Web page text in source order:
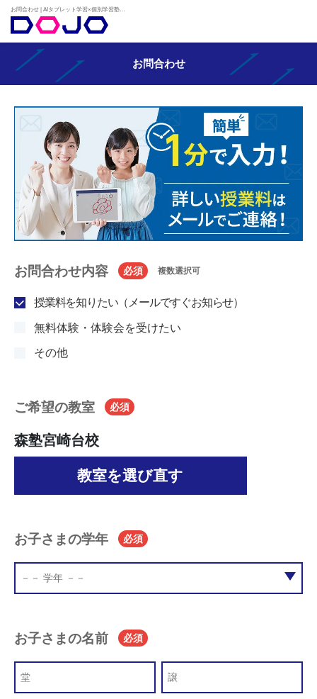
お問合わせ
お問合わせ内容 必須 複数選択可
授業料を知りたい（メールですぐお知らせ）
無料体験・体験会を受けたい
その他
ご希望の教室 必須
森塾宮崎台校
教室を選び直す
お子さまの学年 必須
お子さまの名前 必須